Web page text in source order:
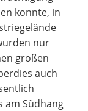
konnte, in
nur
großen
auch
am Südhang